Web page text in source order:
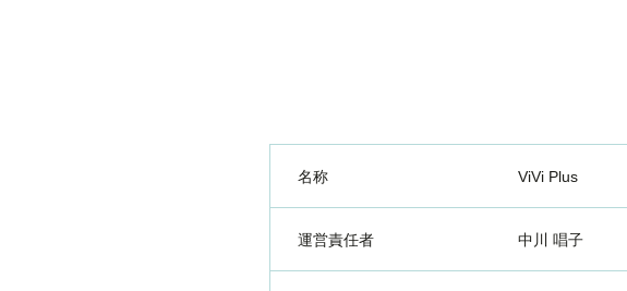
名称 ViVi Plus
運営責任者 中川 唱子